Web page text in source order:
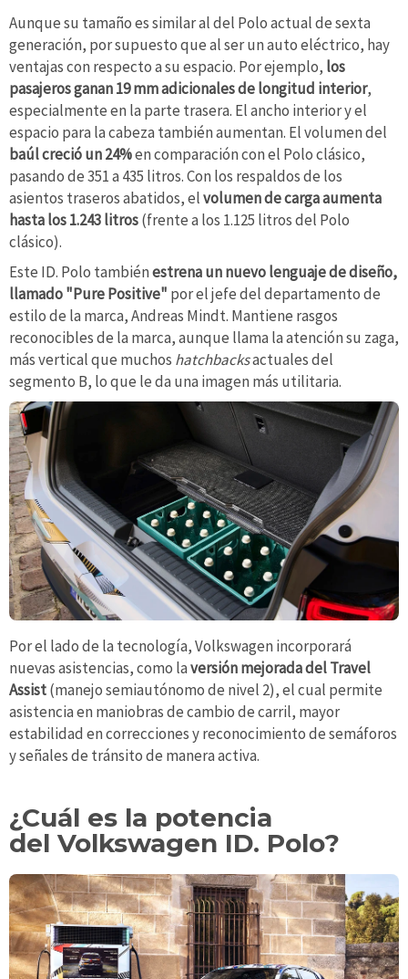
Aunque su tamaño es similar al del Polo actual de sexta
generación, por supuesto que al ser un auto eléctrico, hay
ventajas con respecto a su espacio. Por ejemplo, los
pasajeros ganan 19 mm adicionales de longitud interior,
especialmente en la parte trasera. El ancho interior y el
espacio para la cabeza también aumentan. El volumen del
baúl creció un 24%en comparación con el Polo clásico,
pasando de 351 a 435 litros. Con los respaldos de los
asientos traseros abatidos, elvolumen de carga aumenta
hasta los 1.243 litros(frente a los 1.125 litros del Polo
clásico).
Este ID. Polo tambiénestrena un nuevo lenguaje de diseño,
llamado "Pure Positive" por el jefe del departamento de
estilo de la marca, Andreas Mindt. Mantiene rasgos
reconocibles de la marca, aunque llama la atención su zaga,
más vertical que muchos hatchbacksactuales del
segmento B, lo que le da una imagen más utilitaria.
Por el lado de la tecnología, Volkswagen incorporará
nuevas asistencias, como laversión mejorada del Travel
Assist(manejo semiautónomo de nivel 2), el cual permite
asistencia en maniobras de cambio de carril, mayor
estabilidad en correcciones y reconocimiento de semáforos
y señales de tránsito de manera activa.
¿Cuál es la potencia
del Volkswagen ID. Polo?